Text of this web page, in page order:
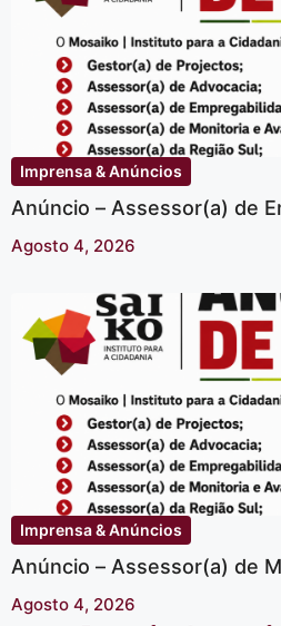
Imprensa & Anúncios
Anúncio – Assessor(a) de
Agosto 4, 2026
Imprensa & Anúncios
Anúncio – Assessor(a) de
Agosto 4, 2026